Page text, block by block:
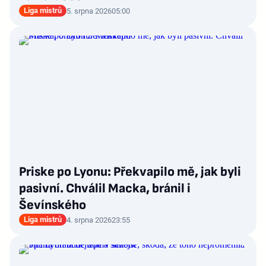
Liga mistrů 5. srpna 202605:00
Priske po Lyonu: Překvapilo mě, jak byli
pasivní. Chválil Macka, bránil i
Ševínského
Liga mistrů 4. srpna 202623:55